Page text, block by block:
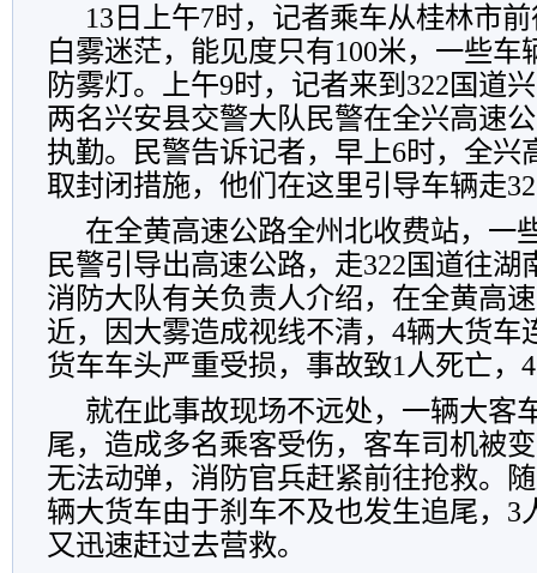
13日上午7时，记者乘车从桂林市
白雾迷茫，能见度只有100米，一些车
防雾灯。上午9时，记者来到322国道
两名兴安县交警大队民警在全兴高速
执勤。民警告诉记者，早上6时，全兴
取封闭措施，他们在这里引导车辆走
在全黄高速公路全州北收费站，一
民警引导出高速公路，走322国道往湖
消防大队有关负责人介绍，在全黄高
近，因大雾造成视线不清，4辆大货车
货车车头严重受损，事故致1人死亡，
就在此事故现场不远处，一辆大客
尾，造成多名乘客受伤，客车司机被
无法动弹，消防官兵赶紧前往抢救。
辆大货车由于刹车不及也发生追尾，3
又迅速赶过去营救。